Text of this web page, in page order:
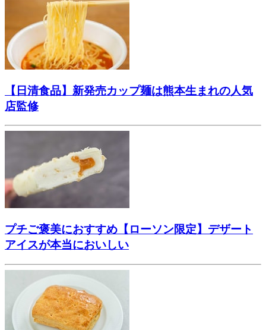
【日清食品】新発売カップ麺は熊本生まれの人気
店監修
プチご褒美におすすめ【ローソン限定】デザート
アイスが本当においしい